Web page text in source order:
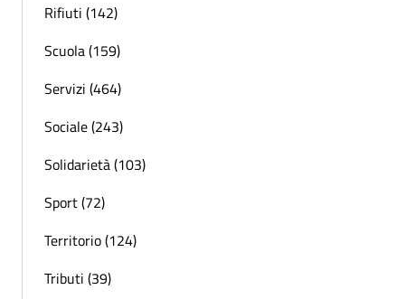
Rifiuti (142)
Scuola (159)
Servizi (464)
Sociale (243)
Solidarietà (103)
Sport (72)
Territorio (124)
Tributi (39)